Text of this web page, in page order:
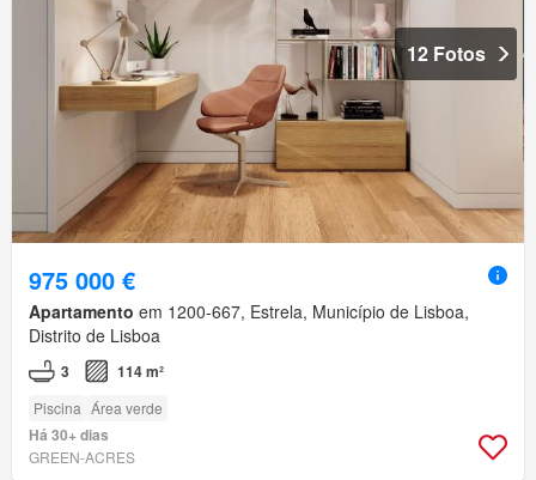
12 Fotos
975 000 €
Apartamento em 1200-667, Estrela, Município de Lisboa,
Distrito de Lisboa
3 114 m²
Piscina Área verde
Há 30+ dias
GREEN-ACRES